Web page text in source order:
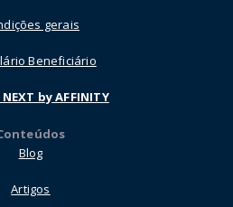
gerais
Beneficiário
by AFFINITY
Blog
Artigos